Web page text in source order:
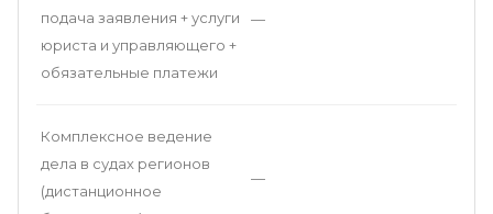
подача заявления + услуги
юриста и управляющего +
обязательные платежи
—
Комплексное ведение
дела в судах регионов
(дистанционное
—